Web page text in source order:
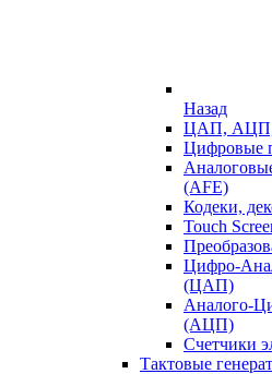
Назад
ЦАП, АЦП,
Цифровые
(AFE)
Кодеки,
Touch
Цифро-
(ЦАП)
Аналого-
(АЦП)
Счетчики
Тактовые